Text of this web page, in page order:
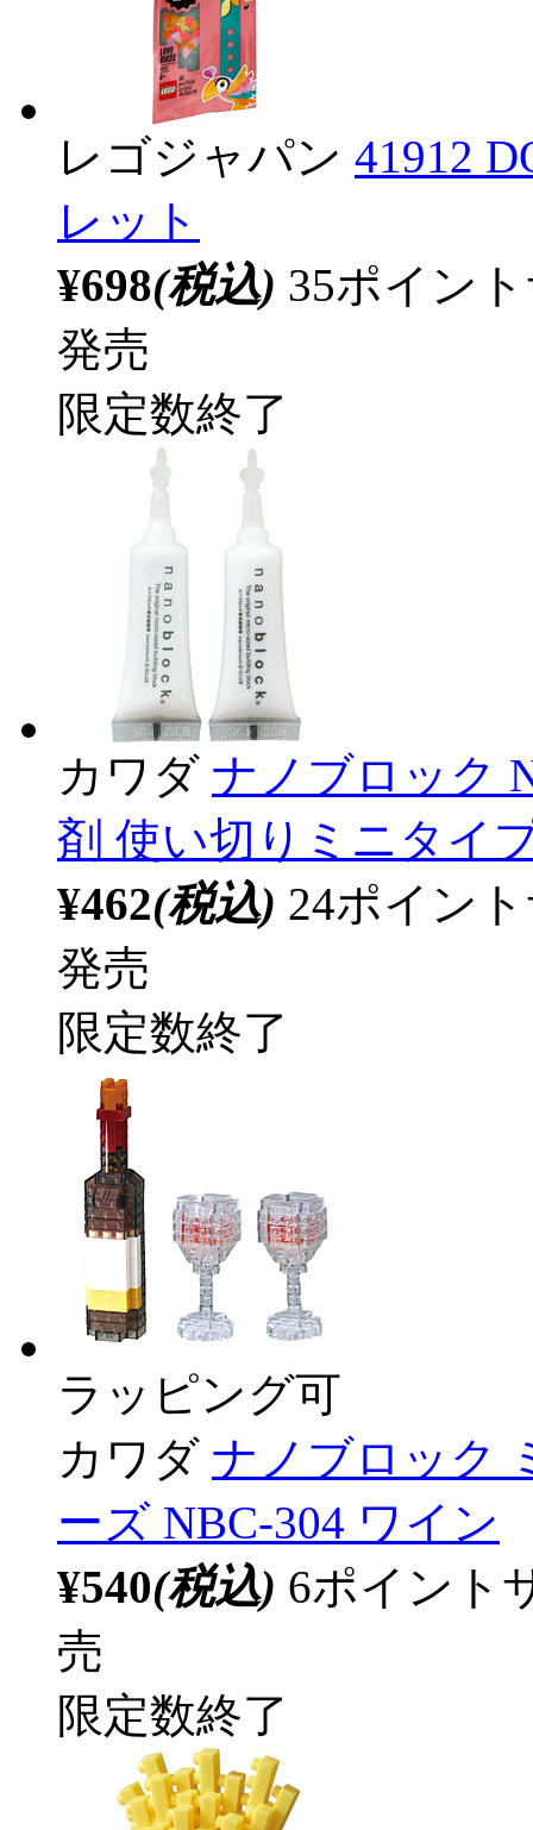
レゴジャパン 41912
レット
¥698(税込) 35ポイン
発売
限定数終了
カワダ ナノブロック
剤 使い切りミニタイ
¥462(税込) 24ポイン
発売
限定数終了
ラッピング可
カワダ ナノブロック
ーズ NBC-304 ワイン
¥540(税込) 6ポイント
売
限定数終了